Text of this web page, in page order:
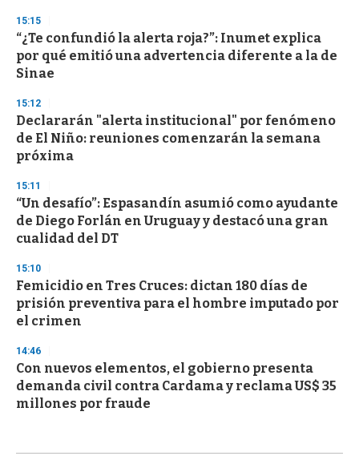
15:15
“¿Te confundió la alerta roja?”: Inumet explica
por qué emitió una advertencia diferente a la de
Sinae
15:12
Declararán "alerta institucional" por fenómeno
de El Niño: reuniones comenzarán la semana
próxima
15:11
“Un desafío”: Espasandín asumió como ayudante
de Diego Forlán en Uruguay y destacó una gran
cualidad del DT
15:10
Femicidio en Tres Cruces: dictan 180 días de
prisión preventiva para el hombre imputado por
el crimen
14:46
Con nuevos elementos, el gobierno presenta
demanda civil contra Cardama y reclama US$ 35
millones por fraude